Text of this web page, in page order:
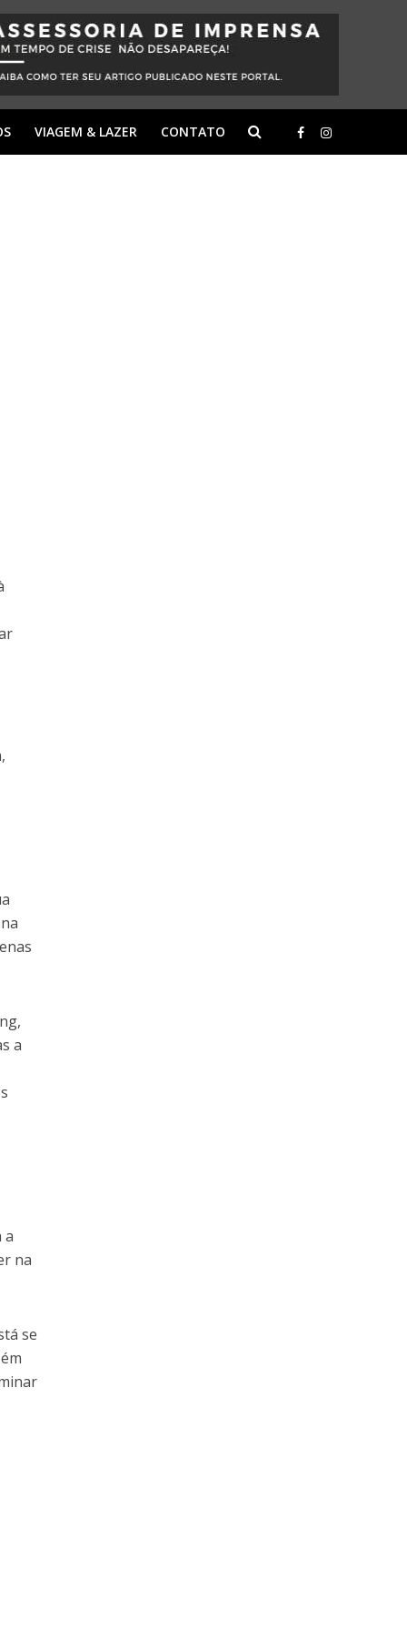
VIAGEM & LAZER CONTATO
a
a
na
se